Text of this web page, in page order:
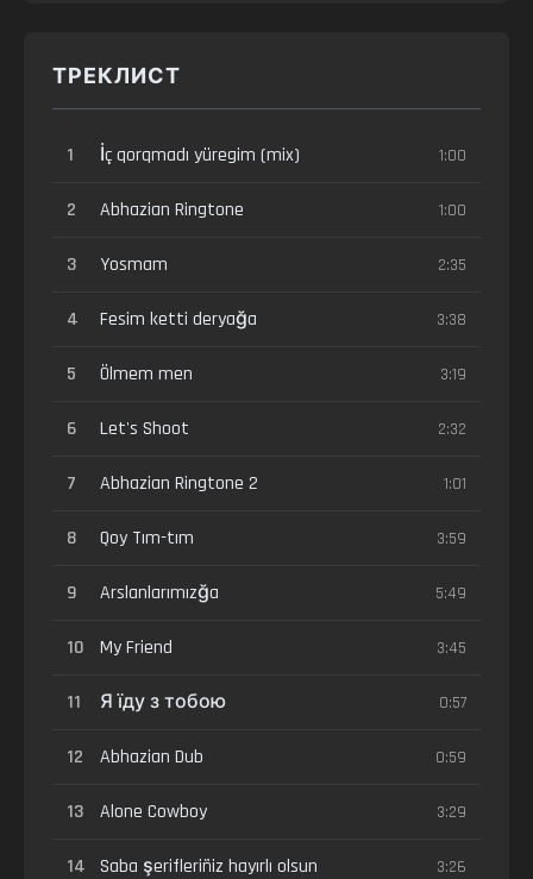
ТРЕКЛИСТ
1 İç qorqmadı yüregim (mix) 1:00
2 Abhazian Ringtone 1:00
3 Yosmam 2:35
4 Fesim ketti deryağa 3:38
5 Ölmem men 3:19
6 Let's Shoot 2:32
7 Abhazian Ringtone 2 1:01
8 Qoy Tım-tım 3:59
9 Arslanlarımızğa 5:49
10 My Friend 3:45
11 Я їду з тобою 0:57
12 Abhazian Dub 0:59
13 Alone Cowboy 3:29
14 Saba şerifleriñiz hayırlı olsun 3:26